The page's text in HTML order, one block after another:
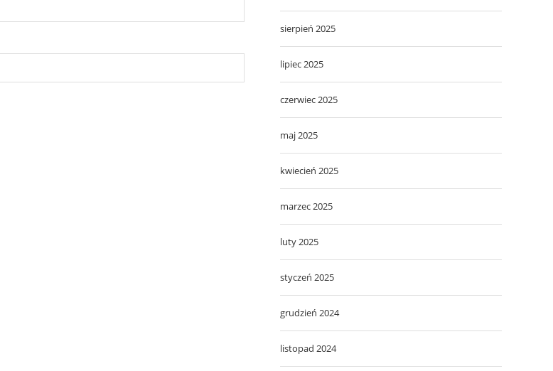
sierpień 2025
lipiec 2025
czerwiec 2025
maj 2025
kwiecień 2025
marzec 2025
luty 2025
styczeń 2025
grudzień 2024
listopad 2024